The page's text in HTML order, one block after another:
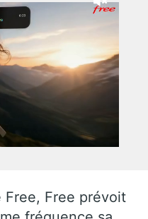
Free, Free prévoit